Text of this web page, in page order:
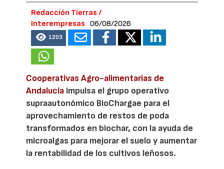
Redacción Tierras /
Interempresas
06/08/2026
1203
Cooperativas Agro-alimentarias de
Andalucía impulsa el grupo operativo
supraautonómico BioChargae para el
aprovechamiento de restos de poda
transformados en biochar, con la ayuda de
microalgas para mejorar el suelo y aumentar
la rentabilidad de los cultivos leñosos.